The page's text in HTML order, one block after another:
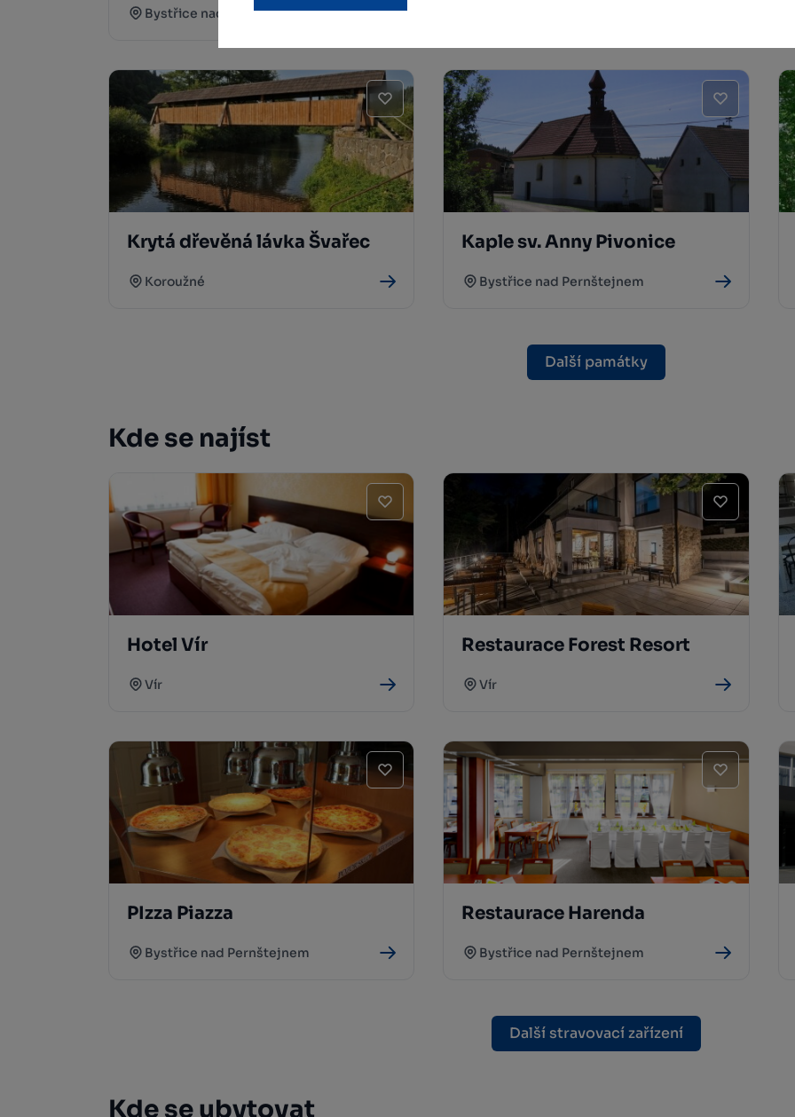
Bystřice nad Pernštejnem
Krytá dřevěná lávka Švařec
Koroužné
Kaple sv. Anny Pivonice
Bystřice nad Pernštejnem
Další památky
Kde se najíst
Hotel Vír
Vír
Restaurace Forest Resort
Vír
PIzza Piazza
Bystřice nad Pernštejnem
Restaurace Harenda
Bystřice nad Pernštejnem
Další stravovací zařízení
Kde se ubytovat